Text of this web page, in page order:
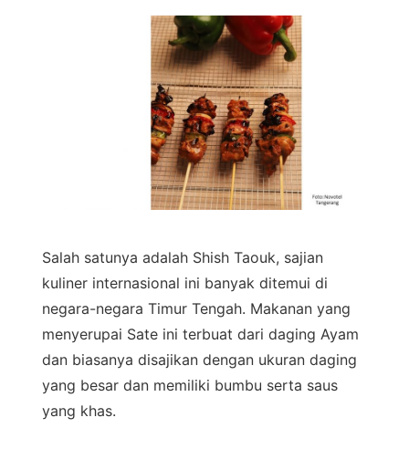
Salah satunya adalah Shish Taouk, sajian
kuliner internasional ini banyak ditemui di
negara-negara Timur Tengah. Makanan yang
menyerupai Sate ini terbuat dari daging Ayam
dan biasanya disajikan dengan ukuran daging
yang besar dan memiliki bumbu serta saus
yang khas.